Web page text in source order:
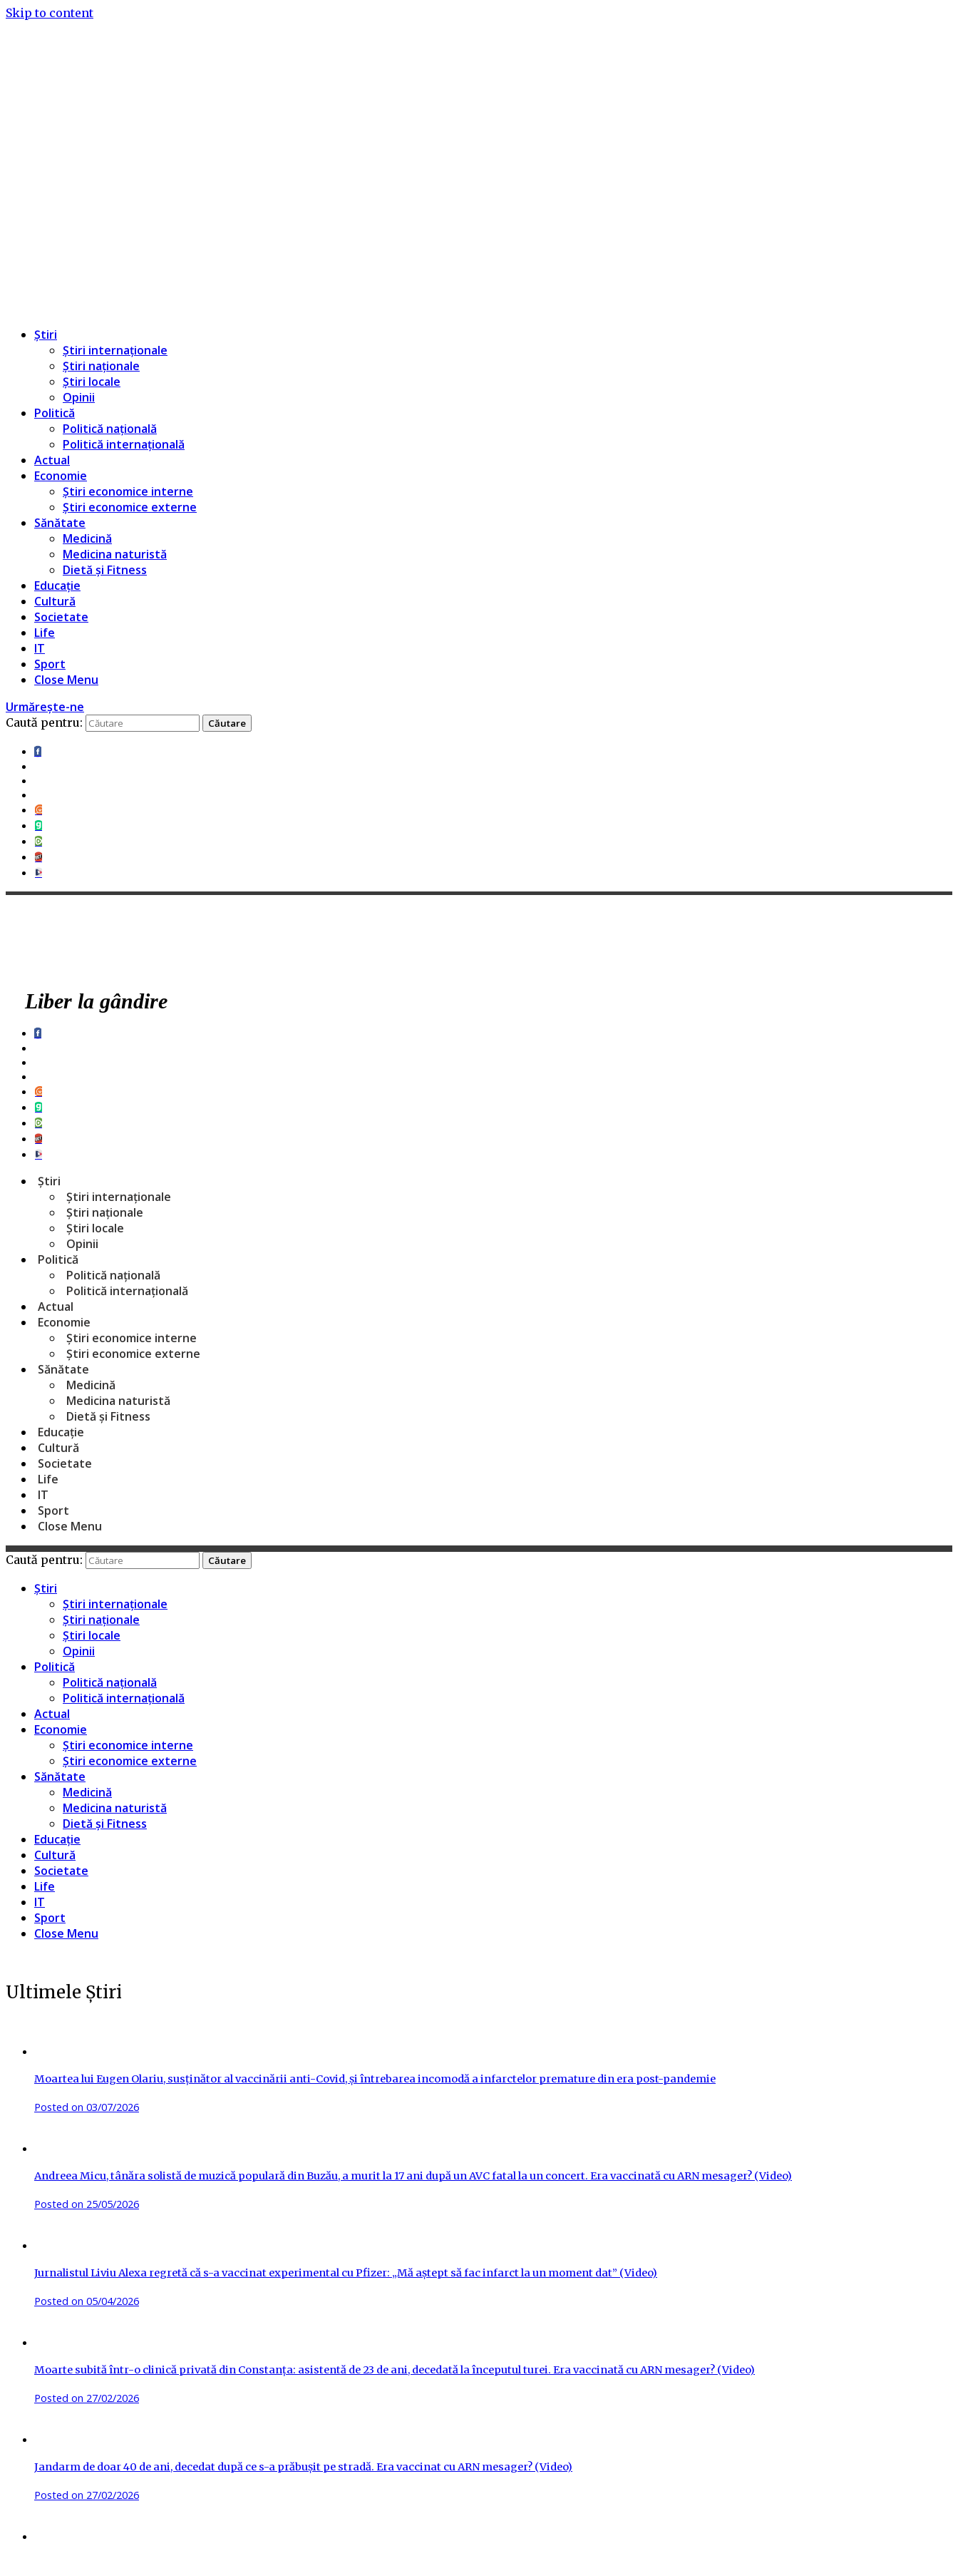
Skip to content
Știri
Știri internaționale
Știri naționale
Știri locale
Opinii
Politică
Politică națională
Politică internațională
Actual
Economie
Știri economice interne
Știri economice externe
Sănătate
Medicină
Medicina naturistă
Dietă și Fitness
Educație
Cultură
Societate
Life
IT
Sport
Close Menu
Urmărește-ne
Caută pentru:
Liber la gândire
Știri
Știri internaționale
Știri naționale
Știri locale
Opinii
Politică
Politică națională
Politică internațională
Actual
Economie
Știri economice interne
Știri economice externe
Sănătate
Medicină
Medicina naturistă
Dietă și Fitness
Educație
Cultură
Societate
Life
IT
Sport
Close Menu
Caută pentru:
Știri
Știri internaționale
Știri naționale
Știri locale
Opinii
Politică
Politică națională
Politică internațională
Actual
Economie
Știri economice interne
Știri economice externe
Sănătate
Medicină
Medicina naturistă
Dietă și Fitness
Educație
Cultură
Societate
Life
IT
Sport
Close Menu
Ultimele Știri
Moartea lui Eugen Olariu, susținător al vaccinării anti-Covid, și întrebarea incomodă a infarctelor premature din era post-pandemie
Posted on 03/07/2026
Andreea Micu, tânăra solistă de muzică populară din Buzău, a murit la 17 ani după un AVC fatal la un concert. Era vaccinată cu ARN mesager? (Video)
Posted on 25/05/2026
Jurnalistul Liviu Alexa regretă că s-a vaccinat experimental cu Pfizer: „Mă aștept să fac infarct la un moment dat” (Video)
Posted on 05/04/2026
Moarte subită într-o clinică privată din Constanța: asistentă de 23 de ani, decedată la începutul turei. Era vaccinată cu ARN mesager? (Video)
Posted on 27/02/2026
Jandarm de doar 40 de ani, decedat după ce s-a prăbușit pe stradă. Era vaccinat cu ARN mesager? (Video)
Posted on 27/02/2026